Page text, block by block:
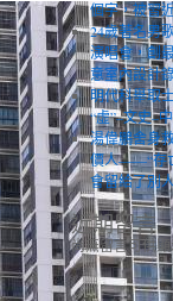
個字，被習
24歲著名男
演唱會，創
意室內設計
明代科舉取
“虛”–文史–
湯偉鵬舍身
價人——“存
會留給了別
近期留言
尚無留言可供